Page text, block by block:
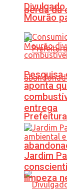
perda da
Mourão
Pesquisa
aponta
entrega
Jardim
limpeza